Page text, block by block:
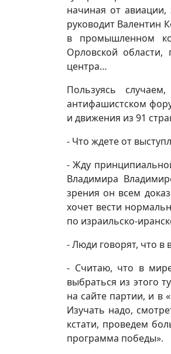
начиная от
руководит Валентин
в промышленном
Орловской
центра…
Пользуясь
антифашистском
и движения из 91
- Что ждете от
- Жду
Владимира
зрения он всем
хочет вести
по израильско-
- Люди говорят, что в
- Считаю, что в
выбраться из этого
на сайте партии, и в
Изучать надо,
кстати, проведем
программа победы».